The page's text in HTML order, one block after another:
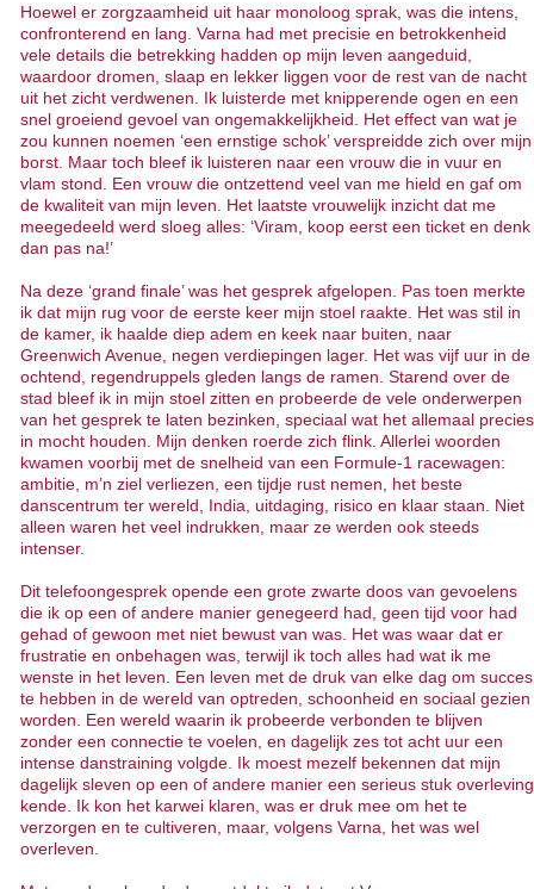
Hoewel er zorgzaamheid uit haar monoloog sprak, was die intens,
confronterend en lang. Varna had met precisie en betrokkenheid
vele details die betrekking hadden op mijn leven aangeduid,
waardoor dromen, slaap en lekker liggen voor de rest van de nacht
uit het zicht verdwenen. Ik luisterde met knipperende ogen en een
snel groeiend gevoel van ongemakkelijkheid. Het effect van wat je
zou kunnen noemen ‘een ernstige schok’ verspreidde zich over mijn
borst. Maar toch bleef ik luisteren naar een vrouw die in vuur en
vlam stond. Een vrouw die ontzettend veel van me hield en gaf om
de kwaliteit van mijn leven. Het laatste vrouwelijk inzicht dat me
meegedeeld werd sloeg alles: ‘Viram, koop eerst een ticket en denk
dan pas na!’
Na deze ‘grand finale’ was het gesprek afgelopen. Pas toen merkte
ik dat mijn rug voor de eerste keer mijn stoel raakte. Het was stil in
de kamer, ik haalde diep adem en keek naar buiten, naar
Greenwich Avenue, negen verdiepingen lager. Het was vijf uur in de
ochtend, regendruppels gleden langs de ramen. Starend over de
stad bleef ik in mijn stoel zitten en probeerde de vele onderwerpen
van het gesprek te laten bezinken, speciaal wat het allemaal precies
in mocht houden. Mijn denken roerde zich flink. Allerlei woorden
kwamen voorbij met de snelheid van een Formule-1 racewagen:
ambitie, m’n ziel verliezen, een tijdje rust nemen, het beste
danscentrum ter wereld, India, uitdaging, risico en klaar staan. Niet
alleen waren het veel indrukken, maar ze werden ook steeds
intenser.
Dit telefoongesprek opende een grote zwarte doos van gevoelens
die ik op een of andere manier genegeerd had, geen tijd voor had
gehad of gewoon met niet bewust van was. Het was waar dat er
frustratie en onbehagen was, terwijl ik toch alles had wat ik me
wenste in het leven. Een leven met de druk van elke dag om succes
te hebben in de wereld van optreden, schoonheid en sociaal gezien
worden. Een wereld waarin ik probeerde verbonden te blijven
zonder een connectie te voelen, en dagelijk zes tot acht uur een
intense danstraining volgde. Ik moest mezelf bekennen dat mijn
dagelijk sleven op een of andere manier een serieus stuk overleving
kende. Ik kon het karwei klaren, was er druk mee om het te
verzorgen en te cultiveren, maar, volgens Varna, het was wel
overleven.